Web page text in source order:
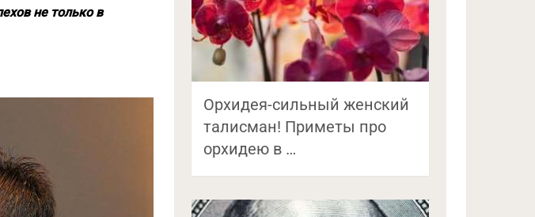
не только в
Орхидея-сильный женский
талисман! Приметы про
орхидею в …